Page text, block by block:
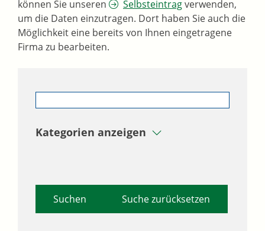
können Sie unseren
Selbsteintragverwenden,
um die Daten einzutragen. Dort haben Sie auch die
Möglichkeit eine bereits von Ihnen eingetragene
Firma zu bearbeiten.
Kategorien anzeigen
Suche zurücksetzen